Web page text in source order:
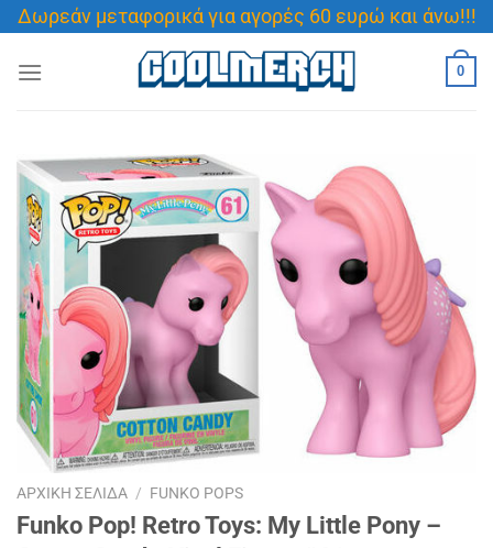
Μετάβαση
στο
περιεχόμενο
Δωρεάν μεταφορικά για αγορές 60 ευρώ και άνω!!!
0
ΑΡΧΙΚΉ ΣΕΛΊΔΑ / FUNKO POPS
Funko Pop! Retro Toys: My Little Pony –